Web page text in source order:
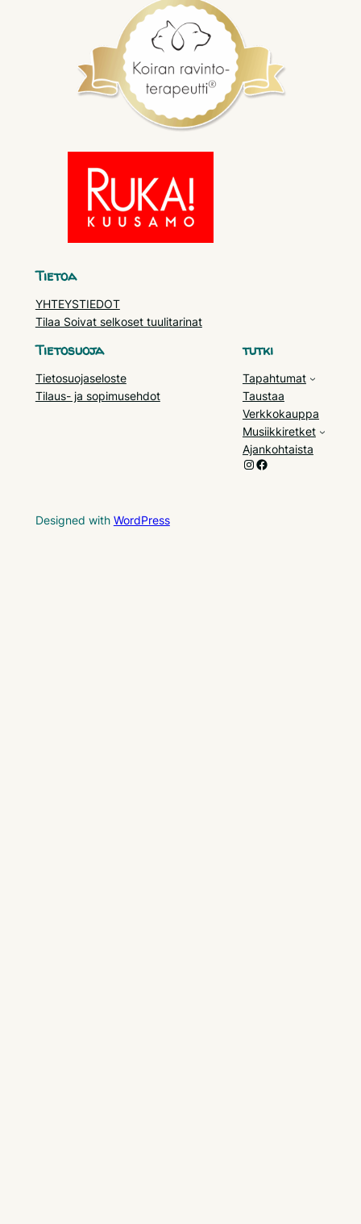
Tietoa
YHTEYSTIEDOT
Tilaa Soivat selkoset tuulitarinat
Tietosuoja
Tietosuojaseloste
Tilaus- ja sopimusehdot
tutki
Tapahtumat
Taustaa
Verkkokauppa
Musiikkiretket
Ajankohtaista
Instagram Facebook
Designed with WordPress